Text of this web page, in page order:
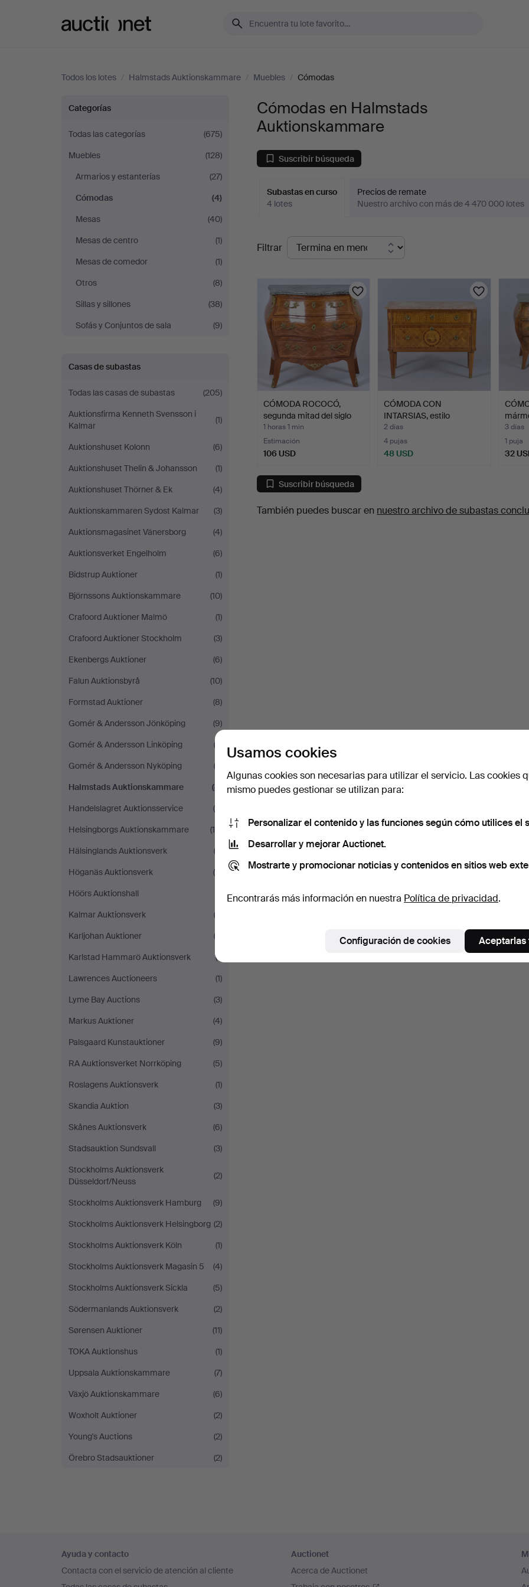
Todos los lotes / Halmstads Auktionskammare / Muebles / Cómodas
Cómodas
en
Halmstads
Auktionskammare
Categorías
Todas las categorías
(675)
Muebles
(128)
Armarios y estanterías
(27)
Cómodas
(4)
Mesas
(40)
Mesas de centro
(1)
Mesas de comedor
(1)
Otros
(8)
Sillas y sillones
(38)
Sofás y Conjuntos de sala
(9)
Casas de subastas
Todas las casas de subastas
(205)
Auktionsfirma Kenneth Svensson i
Kalmar
(1)
Auktionshuset Kolonn
(6)
Auktionshuset Thelin & Johansson
(1)
Auktionshuset Thörner & Ek
(4)
Auktionskammaren Sydost Kalmar
(3)
Auktionsmagasinet Vänersborg
(4)
Auktionsverket Engelholm
(6)
Bidstrup Auktioner
(1)
Björnssons Auktionskammare
(10)
Crafoord Auktioner Malmö
(1)
Crafoord Auktioner Stockholm
(3)
Ekenbergs Auktioner
(6)
Falun Auktionsbyrå
(10)
Formstad Auktioner
(8)
Gomér & Andersson Jönköping
(9)
Gomér & Andersson Linköping
(3)
Gomér & Andersson Nyköping
(2)
Halmstads Auktionskammare
(4)
Handelslagret Auktionsservice
(9)
Helsingborgs Auktionskammare
(10)
Hälsinglands Auktionsverk
(2)
Höganäs Auktionsverk
(5)
Höörs Auktionshall
Kalmar Auktionsverk
(2)
Karljohan Auktioner
(2)
Karlstad Hammarö Auktionsverk
(1)
Lawrences Auctioneers
(1)
Lyme Bay Auctions
(3)
Markus Auktioner
(4)
Palsgaard Kunstauktioner
(9)
RA Auktionsverket Norrköping
(5)
Roslagens Auktionsverk
(1)
Skandia Auktion
(3)
Skånes Auktionsverk
(6)
Stadsauktion Sundsvall
(3)
Stockholms Auktionsverk
Düsseldorf/Neuss
(2)
Stockholms Auktionsverk Hamburg
(9)
Stockholms Auktionsverk Helsingborg (2)
Stockholms Auktionsverk Köln
(1)
Stockholms Auktionsverk Magasin 5
(4)
Stockholms Auktionsverk Sickla
(5)
Södermanlands Auktionsverk
(2)
Sørensen Auktioner
(11)
TOKA Auktionshus
(1)
Uppsala Auktionskammare
(7)
Växjö Auktionskammare
(6)
Woxholt Auktioner
(2)
Young's Auctions
(2)
Örebro Stadsauktioner
(2)
Cómodas en Halmstads
Auktionskammare
Suscribir búsqueda
Subastas en curso
4 lotes
Precios de remate
Nuestro archivo con más de 4 470 000 lotes
Subastas
en
Filtrar
CÓMODA ROCOCÓ,
segunda mitad del siglo
XX.
1 horas 1 min
Estimación
106 USD
CÓMODA CON
INTARSIAS, estilo
gustaviano, s…
2 días
4 pujas
48 USD
3 días
1 puja
32
Suscribir búsqueda
También puedes buscar en nuestro archivo de subastas
en
el
Ayuda y contacto
Contacta con el servicio de atención al cliente
Auctionet
Acerca de Auctionet
Usamos cookies
Algunas cookies son necesarias para utilizar el servicio. Las cookies
mismo puedes gestionar se utilizan para:
Personalizar el contenido y las funciones según cómo utilices el
Desarrollar y mejorar Auctionet.
Mostrarte y promocionar noticias y contenidos en sitios web
Encontrarás más información en nuestra Política de privacidad.
Configuración de cookies Aceptarlas